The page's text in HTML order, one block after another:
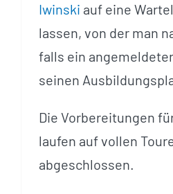
Iwinski auf eine
lassen, von der man
falls ein
seinen
Die Vorbereitungen
laufen auf vollen
abgeschlossen.